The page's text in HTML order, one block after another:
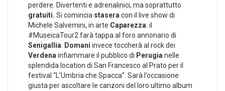
perdere. Divertenti e adrenalinici, ma soprattutto
gratuiti. Si comincia stasera con il live show di
Michele Salvemini, in arte Caparezza: il
#MuseicaTour2 farà tappa al foro annonario di
Senigallia
Domani invece toccherà al rock dei
Verdena infiammare il pubblico di Perugia nelle
splendida location di San Francesco al Prato per il
festival “L’Umbria che Spacca”. Sarà l’occasione
giusta per ascoltare le canzoni del loro ultimo album